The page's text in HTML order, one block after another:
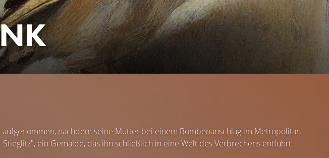
nachdem seine Mutter bei einem Bombenanschlag im Metropolitan
ein Gemälde, das ihn schließlich in eine Welt des Verbrechens entführt.